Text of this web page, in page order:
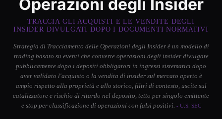
Operazioni degli Insider
TRACCIA GLI ACQUISTI E LE VENDITE DEGLI
INSIDER DIVULGATI DOPO I DOCUMENTI NORMATIVI
Strategia di Tracciamento delle Operazioni degli Insider è un modello di
trading basato su eventi che converte operazioni degli insider divulgate
pubblicamente dopo i depositi obbligatori in ingressi sistematici dopo
aver validato l'acquisto o la vendita di insider sul mercato aperto è
ampio rispetto alla proprietà e allo storico, filtri di contesto, uscite sul
catalizzatore e rischio di ritardo nel deposito, tetto per singolo emittente
e stop per classificazione di operazioni con falsi positivi. - U.S. SEC